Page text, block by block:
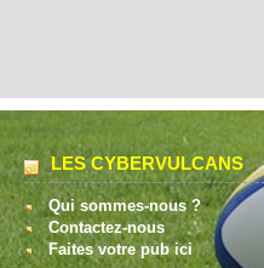
LES CYBERVULCANS
Qui sommes-nous ?
Contactez-nous
Faites votre pub ici